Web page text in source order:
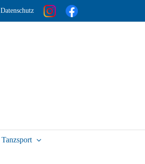
Datenschutz
Tanzsport